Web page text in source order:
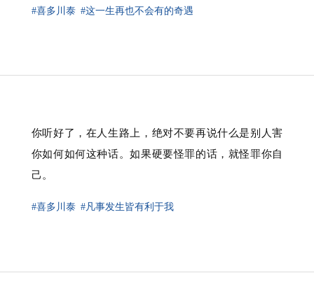
#喜多川泰 #这一生再也不会有的奇遇
你听好了，在人生路上，绝对不要再说什么是别人害
你如何如何这种话。如果硬要怪罪的话，就怪罪你自
己。
#喜多川泰 #凡事发生皆有利于我